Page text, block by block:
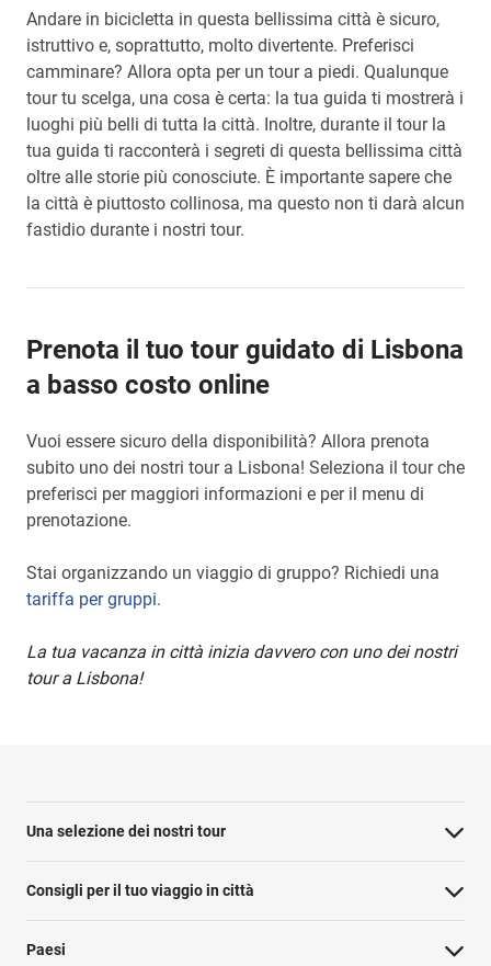
Andare in bicicletta in questa bellissima città è sicuro,
istruttivo e, soprattutto, molto divertente. Preferisci
camminare? Allora opta per un tour a piedi. Qualunque
tour tu scelga, una cosa è certa: la tua guida ti mostrerà i
luoghi più belli di tutta la città. Inoltre, durante il tour la
tua guida ti racconterà i segreti di questa bellissima città
oltre alle storie più conosciute. È importante sapere che
la città è piuttosto collinosa, ma questo non ti darà alcun
fastidio durante i nostri tour.
Prenota il tuo tour guidato di Lisbona
a basso costo online
Vuoi essere sicuro della disponibilità? Allora prenota
subito uno dei nostri tour a Lisbona! Seleziona il tour che
preferisci per maggiori informazioni e per il menu di
prenotazione.
Stai organizzando un viaggio di gruppo? Richiedi una
tariffa per gruppi.
La tua vacanza in città inizia davvero con uno dei nostri
tour a Lisbona!
Una selezione dei nostri tour
Consigli per il tuo viaggio in città
Paesi